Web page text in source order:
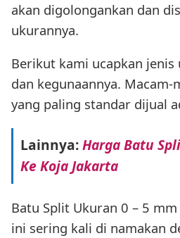
akan digolongankan dan
ukurannya.
Berikut kami ucapkan
dan kegunaannya.
yang paling standar dijual
Lainnya:Harga Batu
Ke Koja Jakarta
Batu Split Ukuran 0 – 5
ini sering kali di namakan